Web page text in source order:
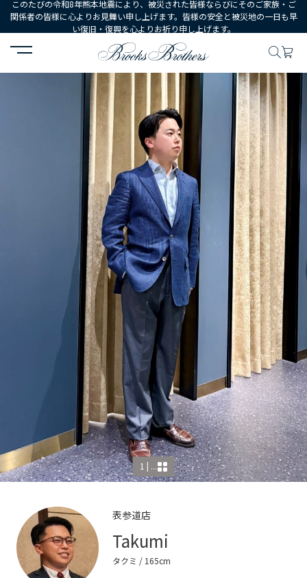
このたびの令和8年熊本地震により、被災された皆様ならびにそのご家族・ご
関係者の皆様に心よりお見舞い申し上げます。皆様の安全と被災地の一日も早
い復旧・復興を心よりお祈り申し上げます。
HOME コーディネート コーディネート詳細
1 | ...
表参道店
Takumi
タクミ / 165cm